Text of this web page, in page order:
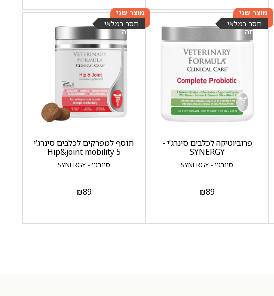
מוצר שני
ב-20%
הנחה
חסר במלאי
סינרג'י - SYNERGY
פרוביוטיקה לכלבים סינרג'י -
SYNERGY
₪89
מוצר שני
ב-20%
הנחה
חסר במלאי
סינרג'י - SYNERGY
תוסף למפרקים לכלבים סינרג‘י
Hip&joint mobility 5
₪89